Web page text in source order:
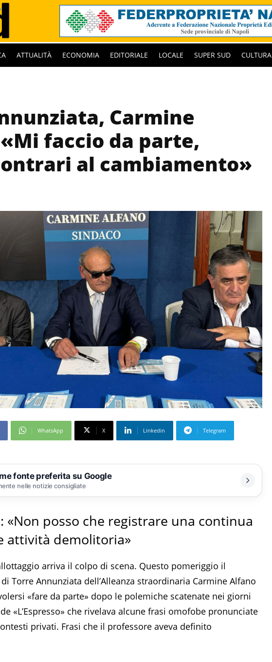
ATTUALITÀ ECONOMIA EDITORIALE LOCALE SUPER SUD CULTURA
Carmine
faccio da parte,
al cambiamento»
WhatsApp X Linkedin Telegram
fonte preferita su Google
nelle notizie consigliate
«Non posso che registrare una continua
attività demolitoria»
arriva il colpo di scena. Questo pomeriggio il
Torre Annunziata dell’Alleanza straordinaria Carmine Alfano
«fare da parte» dopo le polemiche scatenate nei giorni
«L’Espresso» che rivelava alcune frasi omofobe pronunciate
privati. Frasi che il professore aveva definito